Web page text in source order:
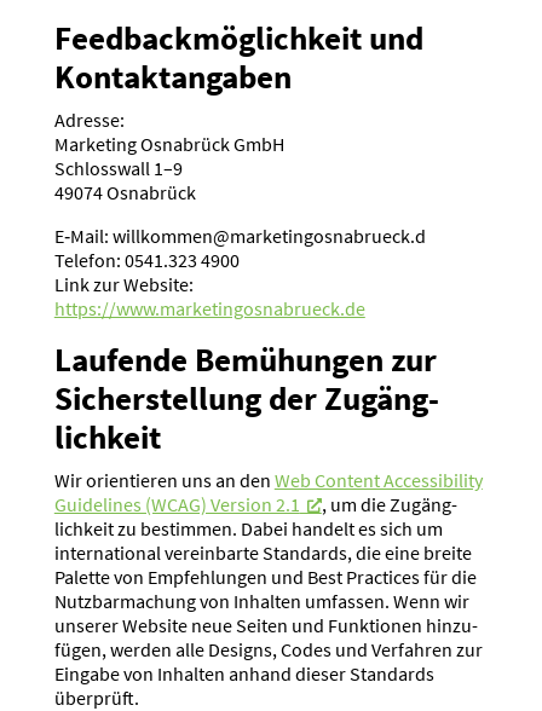
Feedback­mög­lichkeit und
Kontakt­an­gaben
Adresse:
Marketing Osnabrück GmbH
Schlosswall 1–9
49074 Osnabrück
E‑Mail: willkommen@marketingosnabrueck.d
Telefon: 0541.323 4900
Link zur Website:
https://www.marketingosnabrueck.de
Laufende Bemühungen zur
Sicher­stellung der Zugäng­
lichkeit
Wir orien­tieren uns an den Web Content Acces­si­bility
Guide­lines (WCAG) Version 2.1
, um die Zugäng­
lichkeit zu bestimmen. Dabei handelt es sich um
inter­na­tional verein­barte Standards, die eine breite
Palette von Empfeh­lungen und Best Practices für die
Nutzbar­ma­chung von Inhalten umfassen. Wenn wir
unserer Website neue Seiten und Funktionen hinzu­
fügen, werden alle Designs, Codes und Verfahren zur
Eingabe von Inhalten anhand dieser Standards
überprüft.